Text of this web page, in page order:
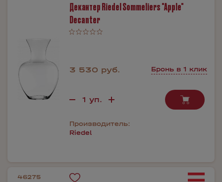
Декантер Riedel Sommeliers "Apple"
Decanter
3 530 руб. Бронь в 1 клик
Производитель:
Riedel
46275